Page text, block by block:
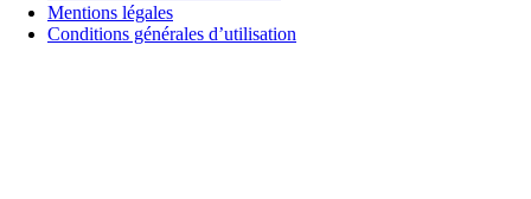
Mentions légales
Conditions générales d’utilisation